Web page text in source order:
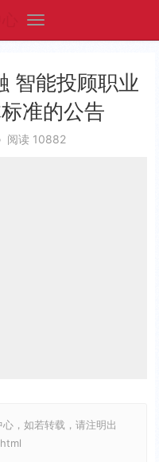
智能投顾职业
准的公告
阅读 10882
，如若转载，请注明出